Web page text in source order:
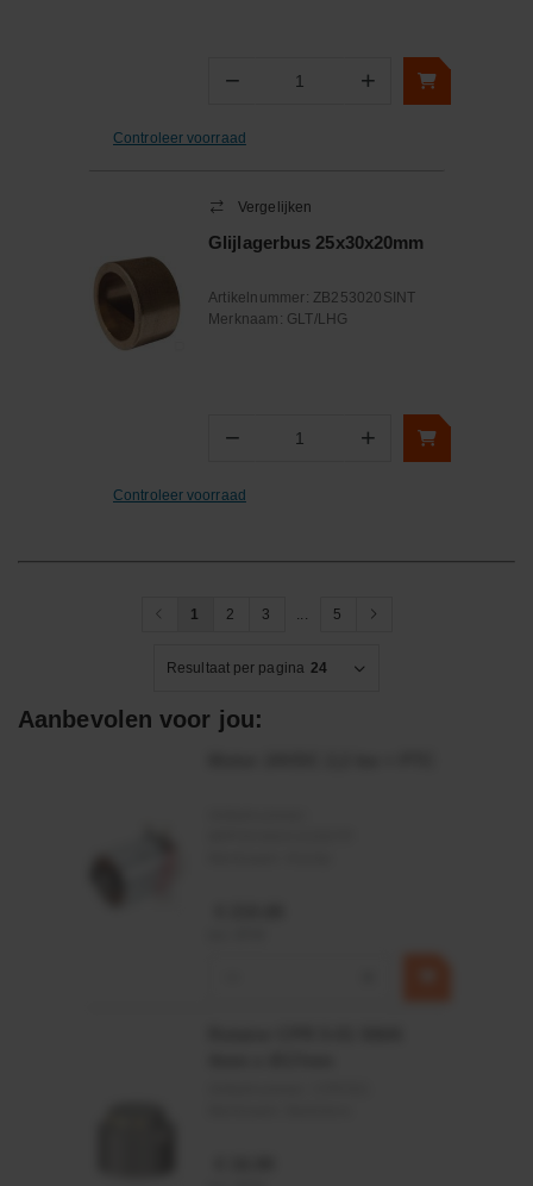
− Aantal +
Controleer voorraad
Vergelijken
Glijlagerbus 25x30x20mm
Artikelnummer: ZB253020SINT
Merknaam: GLT/LHG
− Aantal +
Controleer voorraad
1 2 3 ... 5
Resultaat per pagina 24
Aanbevolen voor jou: